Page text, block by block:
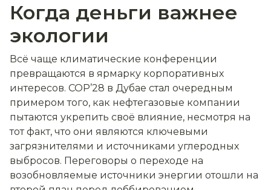
Когда деньги важнее
экологии
Всё чаще климатические конференции
превращаются в ярмарку корпоративных
интересов. COP’28 в Дубае стал очередным
примером того, как нефтегазовые компании
пытаются укрепить своё влияние, несмотря на
тот факт, что они являются ключевыми
загрязнителями и источниками углеродных
выбросов. Переговоры о переходе на
возобновляемые источники энергии отошли на